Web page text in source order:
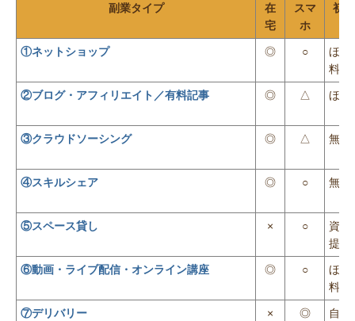
副業タイプ
在
宅
スマ
ホ
初
①ネットショップ ◎ ○
ほぼ
料〜
②ブログ・アフィリエイト／有料記事 ◎ △ ほぼ
③クラウドソーシング ◎ △ 無料
④スキルシェア ◎ ○ 無料
⑤スペース貸し × ○
資産
提
⑥動画・ライブ配信・オンライン講座 ◎ ○
ほぼ
料〜
⑦デリバリー × ◎ 自転